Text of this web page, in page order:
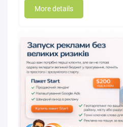
More details